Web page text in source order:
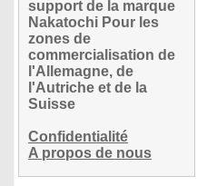
support de la marque
Nakatochi Pour les
zones de
commercialisation de
l'Allemagne, de
l'Autriche et de la
Suisse
Confidentialité
A propos de nous